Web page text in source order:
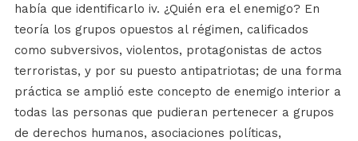
había que identificarlo iv. ¿Quién era el enemigo? En
teoría los grupos opuestos al régimen, calificados
como subversivos, violentos, protagonistas de actos
terroristas, y por su puesto antipatriotas; de una forma
práctica se amplió este concepto de enemigo interior a
todas las personas que pudieran pertenecer a grupos
de derechos humanos, asociaciones políticas,